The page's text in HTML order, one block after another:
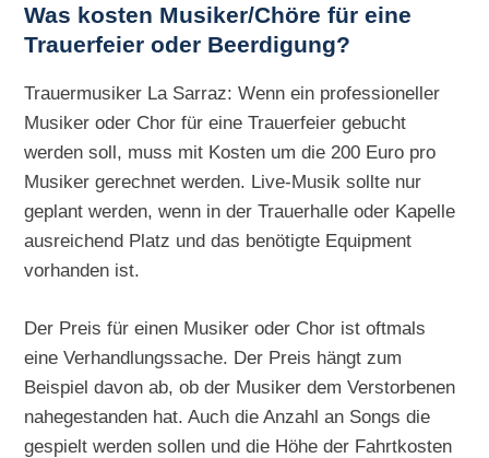
Was kosten Musiker/Chöre für eine
Trauerfeier oder Beerdigung?
Trauermusiker La Sarraz: Wenn ein professioneller
Musiker oder Chor für eine Trauerfeier gebucht
werden soll, muss mit Kosten um die 200 Euro pro
Musiker gerechnet werden. Live-Musik sollte nur
geplant werden, wenn in der Trauerhalle oder Kapelle
ausreichend Platz und das benötigte Equipment
vorhanden ist.
Der Preis für einen Musiker oder Chor ist oftmals
eine Verhandlungssache. Der Preis hängt zum
Beispiel davon ab, ob der Musiker dem Verstorbenen
nahegestanden hat. Auch die Anzahl an Songs die
gespielt werden sollen und die Höhe der Fahrtkosten